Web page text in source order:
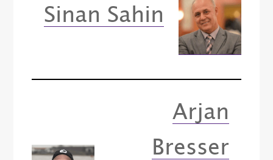
Sinan Sahin
Arjan
Bresser